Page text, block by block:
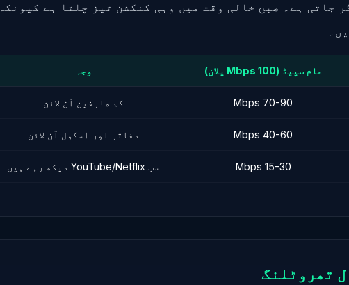
جاتی ہے۔ صبح خالی وقت میں وہی کنکشن تیز چلتا ہے کیونکہ
عام سپیڈ (100 Mbps پلان) وجہ
70-90 Mbps کم صارفین آن لائن
40-60 Mbps دفاتر اور اسکول آن لائن
15-30 Mbps سب YouTube/Netflix دیکھ رہے ہیں